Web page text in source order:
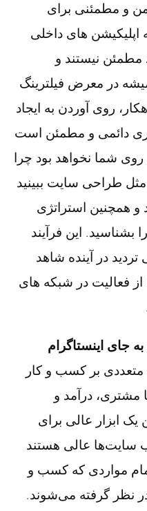
و مطمئنی برای
اپلیکیشن های داخلی
مطمئن نیستند و
در معرض فیلترینگ
روی آوردن به ایجاد
دائمی و مطمئن است
شما نخواهد بود چرا
طراحی سایت ببینید
و همچنین استراتژی
بشناسید. این فرآیند
تردید در آینده شاهد
از فعالیت در شبکه های
جای اینستاگرام
بر کسب و کار
مشتری، درآمد و
ابزار عالی برای
سایت‌ها عالی هستند
مواردی که کسب و
نظر گرفته می‌شوند.